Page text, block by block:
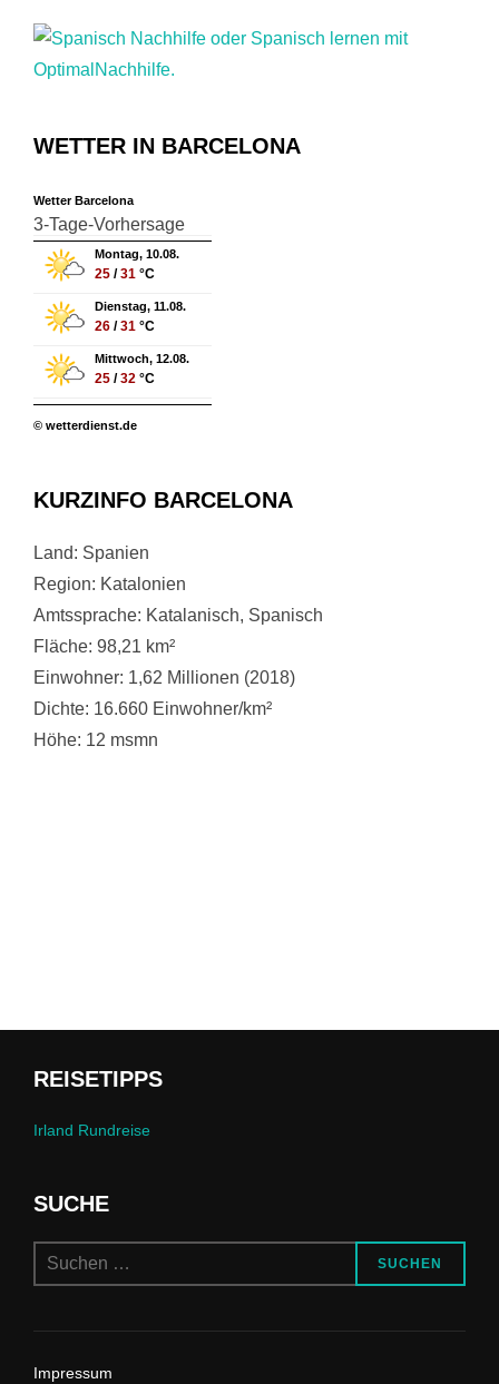
WETTER IN BARCELONA
Wetter Barcelona
3-Tage-Vorhersage
Montag, 10.08.
25 /31 °C
Dienstag, 11.08.
26 /31 °C
Mittwoch, 12.08.
25 /32 °C
© wetterdienst.de
KURZINFO BARCELONA
Land: Spanien
Region: Katalonien
Amtssprache: Katalanisch, Spanisch
Fläche: 98,21 km²
Einwohner: 1,62 Millionen (2018)
Dichte: 16.660 Einwohner/km²
Höhe: 12 msmn
REISETIPPS
Irland Rundreise
SUCHE
Suchen
SUCHEN
Impressum